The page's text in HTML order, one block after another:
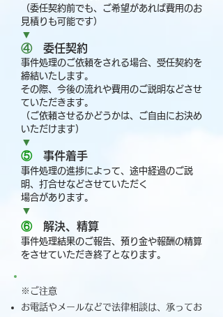
（委任契約前でも、ご希望があれば費用のお
見積りも可能です）
▼
④ 委任契約
事件処理のご依頼をされる場合、受任契約を
締結いたします。
その際、今後の流れや費用のご説明などさせ
ていただきます。
（ご依頼させるかどうかは、ご自由にお決め
いただけます)
▼
⑤ 事件着手
事件処理の進捗によって、途中経過のご説
明、打合せなどさせていただく
場合があります。
▼
⑥ 解決、精算
事件処理結果のご報告、預り金や報酬の精算
をさせていただき終了となります。
※ご注意
お電話やメールなどで法律相談は、承ってお